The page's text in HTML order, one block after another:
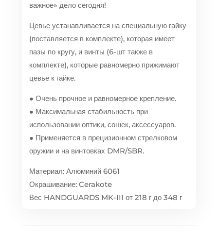
важное» дело сегодня!
Цевье устанавливается на специальную гайку
(поставляется в комплекте), которая имеет
пазы по кругу, и винты (6-шт также в
комплекте), которые равномерно прижимают
цевье к гайке.
● Очень прочное и равномерное крепление.
● Максимальная стабильность при
использовании оптики, сошек, аксессуаров.
● Применяется в прецизионном стрелковом
оружии и на винтовках DMR/SBR.
Материал: Алюминий 6061
Окрашивание: Cerakote
Вес HANDGUARDS MK-III от 218 г до 348 г